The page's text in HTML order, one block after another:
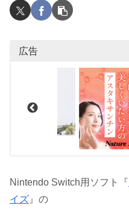
広告
Nintendo Switch用ソフト『
イズ 』の